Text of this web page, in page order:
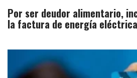
Por ser deudor alimentario,
la factura de energía eléctrica